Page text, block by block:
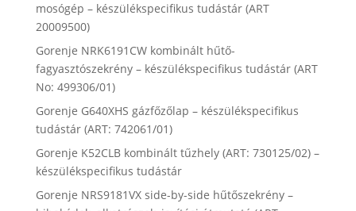
mosógép – készülékspecifikus tudástár (ART
20009500)
Gorenje NRK6191CW kombinált hűtő-
fagyasztószekrény – készülékspecifikus tudástár (ART
No: 499306/01)
Gorenje G640XHS gázfőzőlap – készülékspecifikus
tudástár (ART: 742061/01)
Gorenje K52CLB kombinált tűzhely (ART: 730125/02) –
készülékspecifikus tudástár
Gorenje NRS9181VX side-by-side hűtőszekrény –